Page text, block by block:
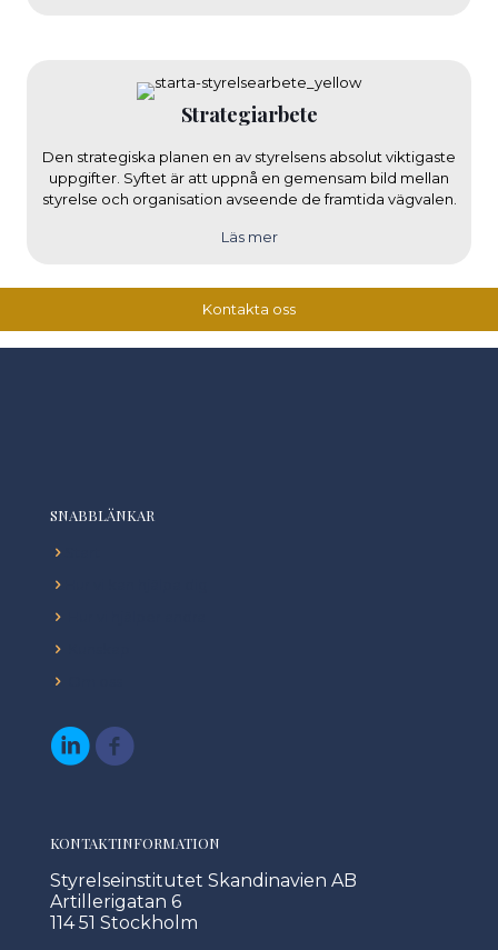
Strategiarbete
Den strategiska planen en av styrelsens absolut viktigaste
uppgifter. Syftet är att uppnå en gemensam bild mellan
styrelse och organisation avseende de framtida vägvalen.
Läs mer
Kontakta oss
SNABBLÄNKAR
KONTAKTINFORMATION
Styrelseinstitutet Skandinavien AB
Artillerigatan 6
114 51 Stockholm